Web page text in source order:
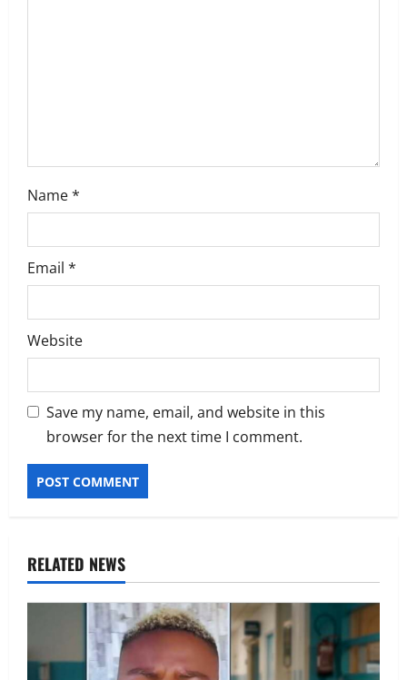
Name*
Email *
Website
Save my name, email, and website in this
browser for the next time I comment.
RELATED NEWS